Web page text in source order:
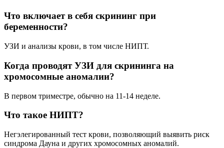
Что включает в себя скрининг при
беременности?
УЗИ и анализы крови, в том числе НИПТ.
Когда проводят УЗИ для скрининга на
хромосомные аномалии?
В первом триместре, обычно на 11-14 неделе.
Что такое НИПТ?
Негэлегированный тест крови, позволяющий выявить риск
синдрома Дауна и других хромосомных аномалий.